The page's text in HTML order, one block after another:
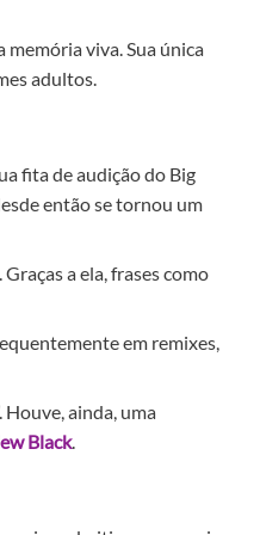
memória viva. Sua única
adultos.
fita de audição do Big
então se tornou um
a ela, frases como
em remixes,
Houve, ainda, uma
Black.